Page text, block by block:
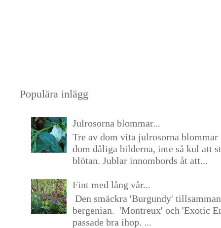
Populära inlägg
Julrosorna blommar...
Tre av dom vita julrosorna blommar
dom dåliga bilderna, inte så kul att
blötan. Jublar innombords åt att...
Fint med lång vår...
Den smäckra 'Burgundy'
bergenian. 'Montreux' och 'Exotic
passade bra ihop. ...